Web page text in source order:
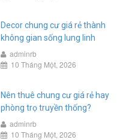
Decor chung cư giá rẻ thành
không gian sống lung linh
adminrb
10 Tháng Một, 2026
Nên thuê chung cư giá rẻ hay
phòng trọ truyền thống?
adminrb
10 Tháng Một, 2026